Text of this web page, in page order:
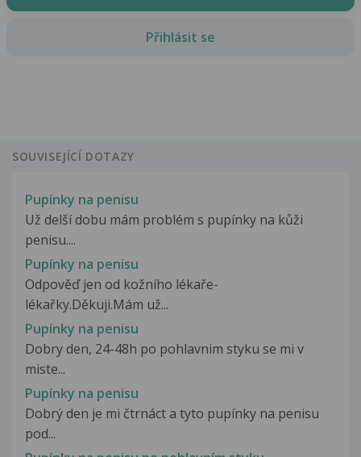
Přihlásit se
SOUVISEJÍCÍ DOTAZY
Pupínky na penisu
Už delší dobu mám problém s pupínky na kůži
penisu....
Pupínky na penisu
Odpověď jen od kožního lékaře-
lékařky.Děkuji.Mám už...
Pupínky na penisu
Dobry den, 24-48h po pohlavnim styku se mi v
miste...
Pupínky na penisu
Dobrý den je mi čtrnáct a tyto pupínky na penisu
pod...